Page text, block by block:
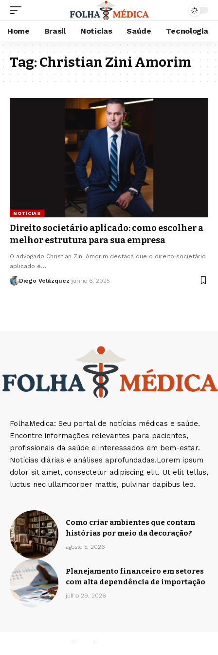
Home Brasil Notícias Saúde Tecnologia
Tag:Christian Zini Amorim
NOTÍCIAS
Direito societário aplicado: como escolher a
melhor estrutura para sua empresa
O advogado Christian Zini Amorim destaca que o direito societário
aplicado é…
Diego Velázquez junho 6, 2025
FolhaMedica: Seu portal de notícias médicas e saúde.
Encontre informações relevantes para pacientes,
profissionais da saúde e interessados em bem-estar.
Notícias diárias e análises aprofundadas.Lorem ipsum
dolor sit amet, consectetur adipiscing elit. Ut elit tellus,
luctus nec ullamcorper mattis, pulvinar dapibus leo.
Como criar ambientes que contam
histórias por meio da decoração?
agosto 5, 2026
Planejamento financeiro em setores
com alta dependência de importação
julho 29, 2026
Sobre Nós